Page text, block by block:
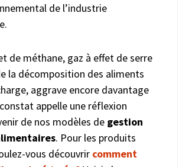
de l’industrie
de méthane, gaz à effet de serre
la décomposition des aliments
aggrave encore davantage
appelle une réflexion
de nos modèles de gestion
. Pour les produits
vous découvrir comment